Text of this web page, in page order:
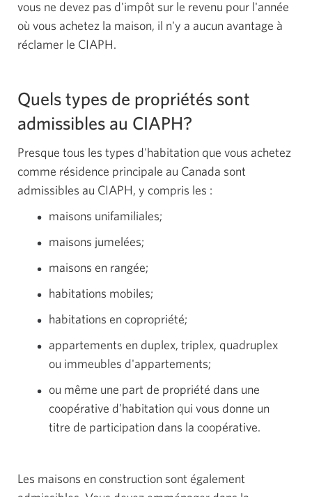
vous ne devez pas d'impôt sur le revenu pour l'année
où vous achetez la maison, il n'y a aucun avantage à
réclamer le CIAPH.
Quels types de propriétés sont
admissibles au CIAPH?
Presque tous les types d'habitation que vous achetez
comme résidence principale au Canada sont
admissibles au CIAPH, y compris les :
maisons unifamiliales;
maisons jumelées;
maisons en rangée;
habitations mobiles;
habitations en copropriété;
appartements en duplex, triplex, quadruplex
ou immeubles d'appartements;
ou même une part de propriété dans une
coopérative d'habitation qui vous donne un
titre de participation dans la coopérative.
Les maisons en construction sont également